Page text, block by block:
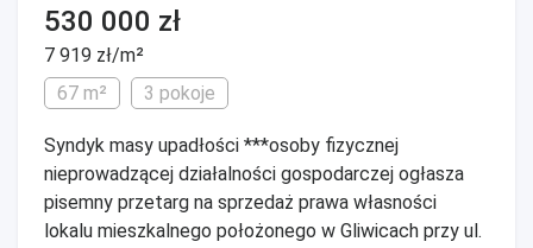
530 000 zł
7 919 zł/m²
67 m²
3 pokoje
Syndyk masy upadłości ***osoby fizycznej
nieprowadzącej działalności gospodarczej ogłasza
pisemny przetarg na sprzedaż prawa własności
lokalu mieszkalnego położonego w Gliwicach przy ul.